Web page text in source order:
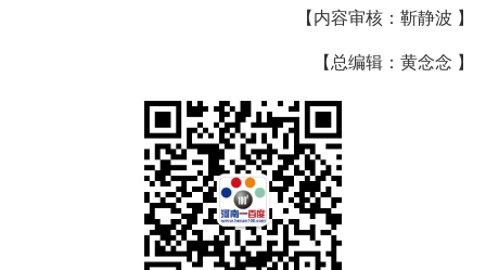
【内容审核：靳静波 】
【总编辑：黄念念 】